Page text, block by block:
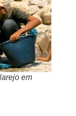
em